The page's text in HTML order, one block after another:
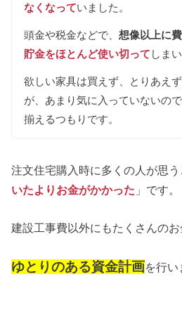
なくなっていました。
頭金や税金などで、想像以上に
貯金をほとんど使い切って しま
欲しい家具は買えず、とりあえ
が、あまり気に入っていないの
揃えるつもりです。
注文住宅購入時に多くの人が思
いたよりお金がかかった 」です。
建設工事費以外にもたくさんのお
ゆとりのある資金計画を行い